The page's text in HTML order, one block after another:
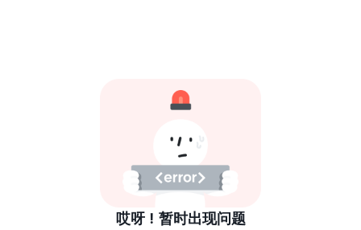
哎呀！暂时出现问题